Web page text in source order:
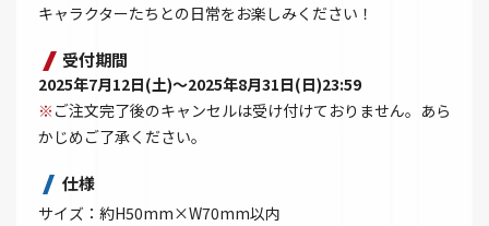
キャラクターたちとの日常をお楽しみください！
受付期間
2025年7月12日(土)～2025年8月31日(日)23:59
※ ご注文完了後のキャンセルは受け付けておりません。あら
かじめご了承ください。
仕様
サイズ：約H50mm×W70mm以内